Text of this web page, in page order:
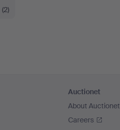
(2)
Auctionet
About Auctionet
Careers